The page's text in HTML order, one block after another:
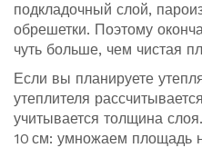
подкладочный слой,
обрешетки. Поэтому
чуть больше, чем чистая
Если вы планируете
утеплителя
учитывается толщина
10 см: умножаем площадь